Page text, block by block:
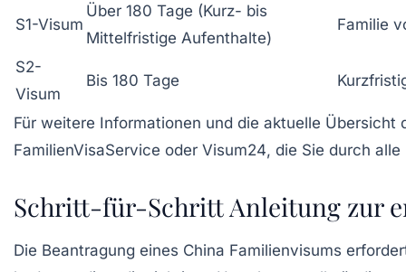
S1-Visum
Über 180 Tage (Kurz- bis
Mittelfristige Aufenthalte)
Familie
S2-
Visum
Bis 180 Tage
Für weitere Informationen und die aktuelle
FamilienVisaService oder Visum24, die Sie durch
Schritt-für-Schritt Anleitung zur
Die Beantragung eines China Familienvisums